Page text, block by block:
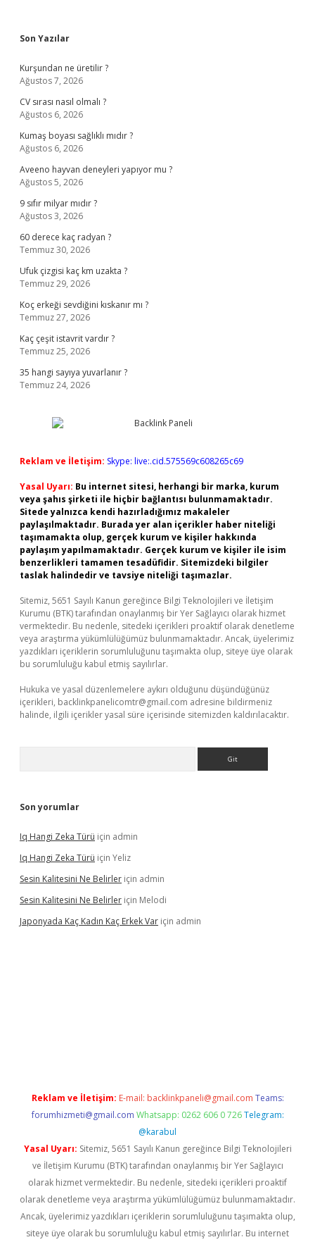
Sidebar
Son Yazılar
Kurşundan ne üretilir ?
Ağustos 7, 2026
CV sırası nasıl olmalı ?
Ağustos 6, 2026
Kumaş boyası sağlıklı mıdır ?
Ağustos 6, 2026
Aveeno hayvan deneyleri yapıyor mu ?
Ağustos 5, 2026
9 sıfır milyar mıdır ?
Ağustos 3, 2026
60 derece kaç radyan ?
Temmuz 30, 2026
Ufuk çizgisi kaç km uzakta ?
Temmuz 29, 2026
Koç erkeği sevdiğini kıskanır mı ?
Temmuz 27, 2026
Kaç çeşit istavrit vardır ?
Temmuz 25, 2026
35 hangi sayıya yuvarlanır ?
Temmuz 24, 2026
Reklam ve İletişim: Skype: live:.cid.575569c608265c69
Yasal Uyarı: Bu internet sitesi, herhangi bir marka, kurum
veya şahıs şirketi ile hiçbir bağlantısı bulunmamaktadır.
Sitede yalnızca kendi hazırladığımız makaleler
paylaşılmaktadır. Burada yer alan içerikler haber niteliği
taşımamakta olup, gerçek kurum ve kişiler hakkında
paylaşım yapılmamaktadır. Gerçek kurum ve kişiler ile isim
benzerlikleri tamamen tesadüfidir. Sitemizdeki bilgiler
taslak halindedir ve tavsiye niteliği taşımazlar.
Sitemiz, 5651 Sayılı Kanun gereğince Bilgi Teknolojileri ve İletişim
Kurumu (BTK) tarafından onaylanmış bir Yer Sağlayıcı olarak hizmet
vermektedir. Bu nedenle, sitedeki içerikleri proaktif olarak denetleme
veya araştırma yükümlülüğümüz bulunmamaktadır. Ancak, üyelerimiz
yazdıkları içeriklerin sorumluluğunu taşımakta olup, siteye üye olarak
bu sorumluluğu kabul etmiş sayılırlar.
Hukuka ve yasal düzenlemelere aykırı olduğunu düşündüğünüz
içerikleri, backlinkpanelicomtr@gmail.com adresine bildirmeniz
halinde, ilgili içerikler yasal süre içerisinde sitemizden kaldırılacaktır.
Son yorumlar
Iq Hangi Zeka Türü için admin
Iq Hangi Zeka Türü için Yeliz
Sesin Kalitesini Ne Belirler için admin
Sesin Kalitesini Ne Belirler için Melodi
Japonyada Kaç Kadın Kaç Erkek Var için admin
Reklam ve İletişim: E-mail: backlinkpaneli@gmail.com Teams:
forumhizmeti@gmail.com Whatsapp: 0262 606 0 726 Telegram:
@karabul
Yasal Uyarı: Sitemiz, 5651 Sayılı Kanun gereğince Bilgi Teknolojileri
ve İletişim Kurumu (BTK) tarafından onaylanmış bir Yer Sağlayıcı
olarak hizmet vermektedir. Bu nedenle, sitedeki içerikleri proaktif
olarak denetleme veya araştırma yükümlülüğümüz bulunmamaktadır.
Ancak, üyelerimiz yazdıkları içeriklerin sorumluluğunu taşımakta olup,
siteye üye olarak bu sorumluluğu kabul etmiş sayılırlar. Bu internet